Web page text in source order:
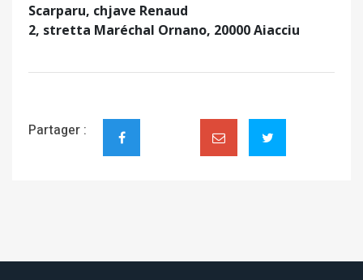
Scarparu, chjave Renaud
2, stretta Maréchal Ornano, 20000 Aiacciu
Partager :